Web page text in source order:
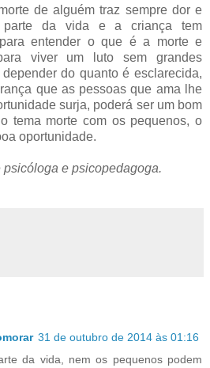
de alguém traz sempre dor e
parte da vida e a criança tem
entender o que é a morte e
viver um luto sem grandes
do quanto é esclarecida,
que as pessoas que ama lhe
surja, poderá ser um bom
tema morte com os pequenos, o
oportunidade.
e psicopedagoga.
31 de outubro de 2014 às 01:16
da vida, nem os pequenos podem